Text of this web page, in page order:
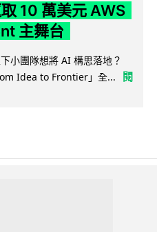
10 萬美元 AWS
主舞台
小團隊想將 AI 構思落地？
Idea to Frontier」全...
閱